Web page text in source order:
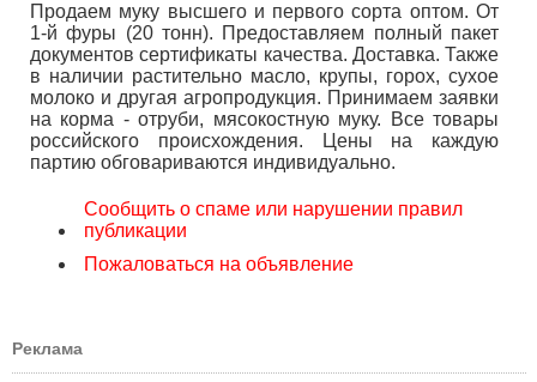
Продаем муку высшего и первого сорта оптом. От
1-й фуры (20 тонн). Предоставляем полный пакет
документов сертификаты качества. Доставка. Также
в наличии растительно масло, крупы, горох, сухое
молоко и другая агропродукция. Принимаем заявки
на корма - отруби, мясокостную муку. Все товары
российского происхождения. Цены на каждую
партию обговариваются индивидуально.
Сообщить о спаме или нарушении правил
публикации
Пожаловаться на объявление
Реклама